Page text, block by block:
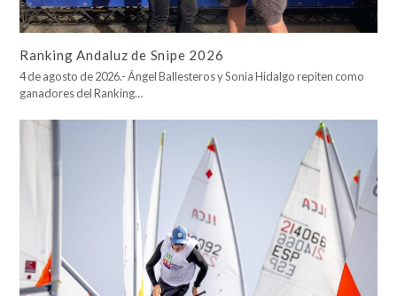
Ranking Andaluz de Snipe 2026
4 de agosto de 2026.- Ángel Ballesteros y Sonia Hidalgo repiten como
ganadores del Ranking…